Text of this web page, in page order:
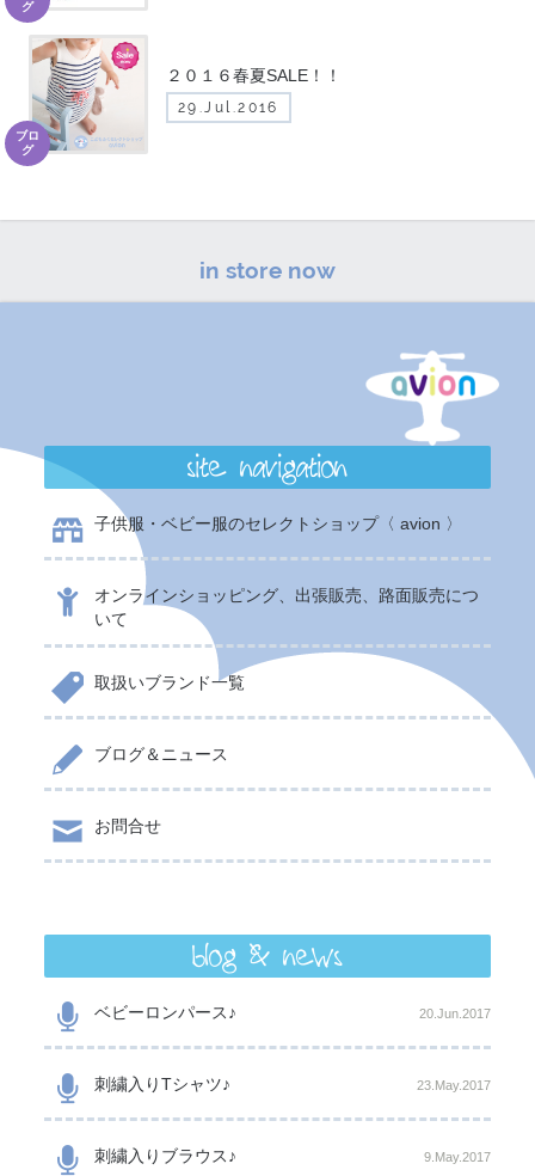
グ
２０１６春夏SALE！！
29.Jul.2016
ブロ
グ
in store now
site navigation
子供服・ベビー服のセレクトショップ〈 avion 〉
オンラインショッピング、出張販売、路面販売につ
いて
取扱いブランド一覧
ブログ＆ニュース
お問合せ
blog & news
ベビーロンパース♪ 20.Jun.2017
刺繍入りTシャツ♪ 23.May.2017
刺繍入りブラウス♪ 9.May.2017